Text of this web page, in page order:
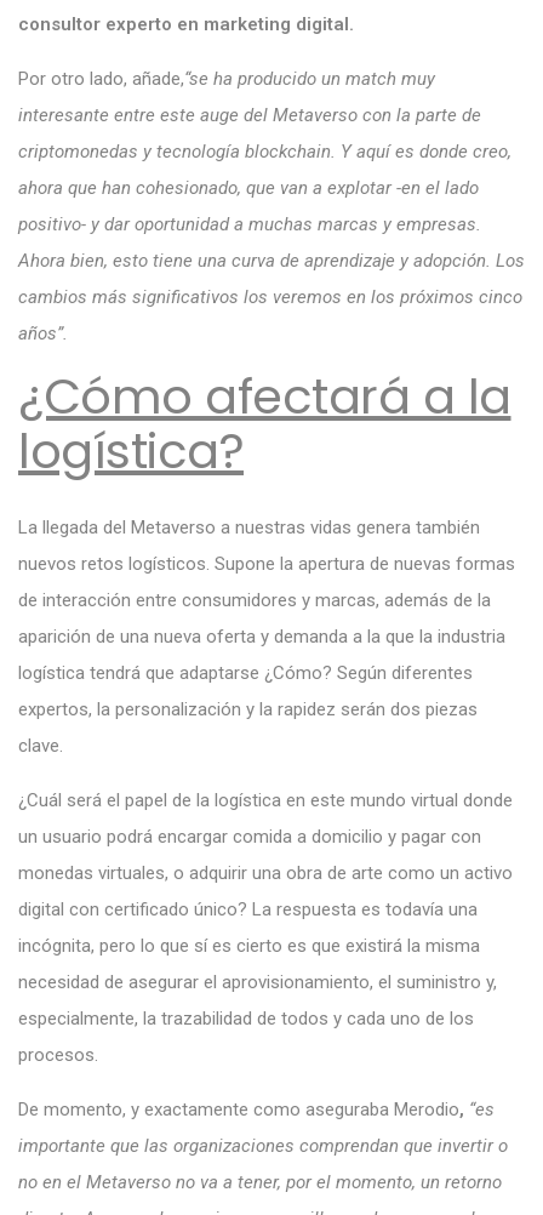
consultor experto en marketing digital.
Por otro lado, añade,“se ha producido un match muy
interesante entre este auge del Metaverso con la parte de
criptomonedas y tecnología blockchain. Y aquí es donde creo,
ahora que han cohesionado, que van a explotar -en el lado
positivo- y dar oportunidad a muchas marcas y empresas.
Ahora bien, esto tiene una curva de aprendizaje y adopción. Los
cambios más significativos los veremos en los próximos cinco
años”.
¿Cómo afectará a la
logística?
La llegada del Metaverso a nuestras vidas genera también
nuevos retos logísticos. Supone la apertura de nuevas formas
de interacción entre consumidores y marcas, además de la
aparición de una nueva oferta y demanda a la que la industria
logística tendrá que adaptarse ¿Cómo? Según diferentes
expertos, la personalización y la rapidez serán dos piezas
clave.
¿Cuál será el papel de la logística en este mundo virtual donde
un usuario podrá encargar comida a domicilio y pagar con
monedas virtuales, o adquirir una obra de arte como un activo
digital con certificado único? La respuesta es todavía una
incógnita, pero lo que sí es cierto es que existirá la misma
necesidad de asegurar el aprovisionamiento, el suministro y,
especialmente, la trazabilidad de todos y cada uno de los
procesos.
De momento, y exactamente como aseguraba Merodio, “es
importante que las organizaciones comprendan que invertir o
no en el Metaverso no va a tener, por el momento, un retorno